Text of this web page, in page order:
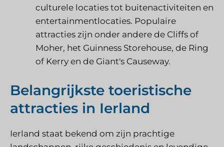
culturele locaties tot buitenactiviteiten en
entertainmentlocaties. Populaire
attracties zijn onder andere de Cliffs of
Moher, het Guinness Storehouse, de Ring
of Kerry en de Giant's Causeway.
Belangrijkste toeristische
attracties in Ierland
Ierland staat bekend om zijn prachtige